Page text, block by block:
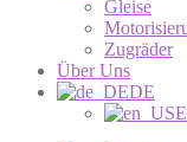
Gleise
Zugräder
Über Uns
DE